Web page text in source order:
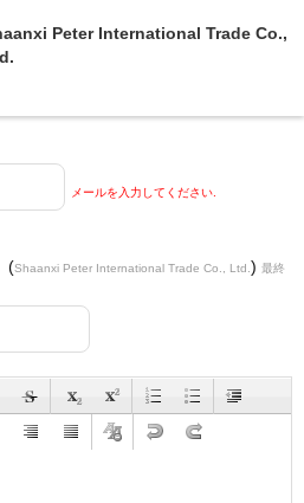
Peter International Trade Co.,
メールを入力してください.
(Shaanxi Peter International Trade Co., Ltd. ) 最終
分前 前